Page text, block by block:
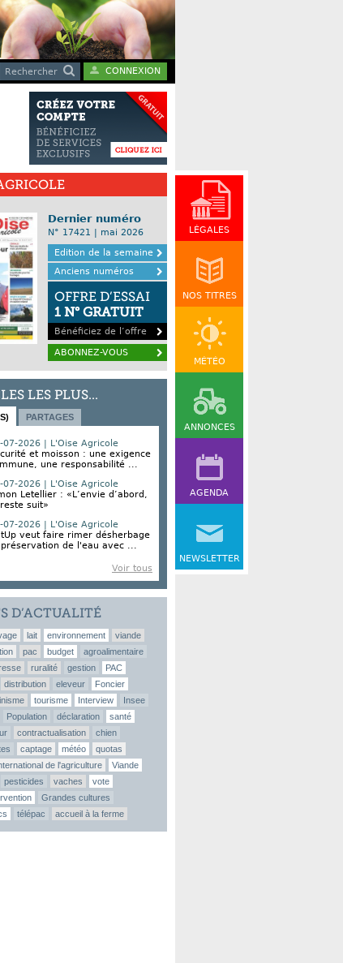
Rechercher CONNEXION
LÉGALES
NOS TITRES
MÉTÉO
ANNONCES
AGENDA
NEWSLETTER
Dernier numéro
N° 17421 | mai 2026
Edition de la semaine
Anciens numéros
OFFRE D’ESSAI
1 N° GRATUIT
Bénéficiez de l’offre
ABONNEZ-VOUS
LES PLUS...
PARTAGES
07-2026 | L'Oise Agricole
et moisson : une exigence
une responsabilité ...
07-2026 | L'Oise Agricole
Letellier : «L’envie d’abord,
reste suit»
07-2026 | L'Oise Agricole
veut faire rimer désherbage
de l'eau avec ...
Voir tous
D’ACTUALITÉ
lait environnement
viande
pac budget
agroalimentaire
ruralité gestion
PAC
distribution eleveur
Foncier
tourisme Interview
Insee
Population déclaration
santé
contractualisation
chien
captage météo
quotas
de l'agriculture
Viande
pesticides vaches
vote
Grandes cultures
télépac accueil à la ferme